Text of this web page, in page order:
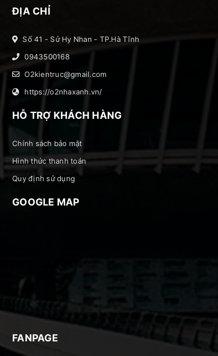
ĐỊA CHỈ
Số 41 - Sử Hy Nhan - TP.Hà Tĩnh
0943500168
O2kientruc@gmail.com
https://o2nhaxanh.vn/
HỖ TRỢ KHÁCH HÀNG
Chính sách bảo mật
Hình thức thanh toán
Quy định sử dụng
GOOGLE MAP
FANPAGE